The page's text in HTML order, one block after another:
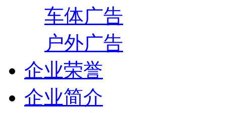
车体广告
户外广告
企业荣誉
企业简介